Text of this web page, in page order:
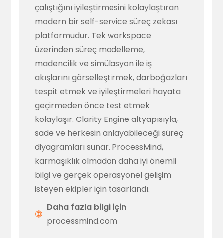
çalıştığını iyileştirmesini kolaylaştıran
modern bir self-service süreç zekası
platformudur. Tek workspace
üzerinden süreç modelleme,
madencilik ve simülasyon ile iş
akışlarını görselleştirmek, darboğazları
tespit etmek ve iyileştirmeleri hayata
geçirmeden önce test etmek
kolaylaşır. Clarity Engine altyapısıyla,
sade ve herkesin anlayabileceği süreç
diyagramları sunar. ProcessMind,
karmaşıklık olmadan daha iyi önemli
bilgi ve gerçek operasyonel gelişim
isteyen ekipler için tasarlandı.
Daha fazla bilgi için
processmind.com